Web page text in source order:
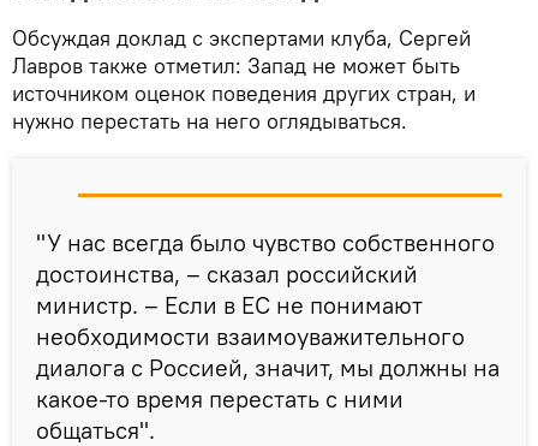
Обсуждая доклад с экспертами клуба, Сергей
Лавров также отметил: Запад не может быть
источником оценок поведения других стран, и
нужно перестать на него оглядываться.
"У нас всегда было чувство собственного
достоинства, – сказал российский
министр. – Если в ЕС не понимают
необходимости взаимоуважительного
диалога с Россией, значит, мы должны на
какое-то время перестать с ними
общаться".